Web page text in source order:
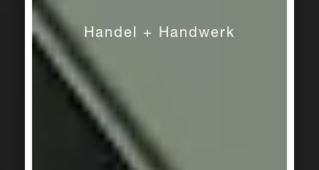
Handel + Handwerk
Plural